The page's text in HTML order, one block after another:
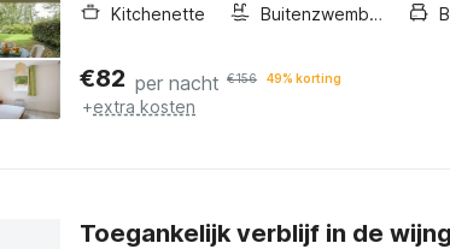
Kitchenette
Buitenzwembad
€82 per nacht €156 49% korting
+extra kosten
Toegankelijk verblijf in de